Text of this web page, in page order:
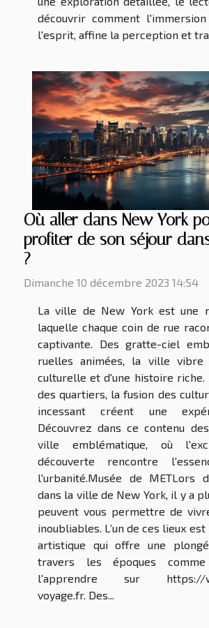
découvrir comment
l'esprit, affine la perception et
Où aller dans New York
profiter de son séjour
?
Dimanche 10 décembre 2023 14:54
La ville de New York est une
laquelle chaque coin de rue
captivante. Des gratte-ciel
ruelles animées, la ville vibre
culturelle et d'une histoire riche.
des quartiers, la fusion des
incessant créent une
Découvrez dans ce contenu
ville emblématique, où
découverte rencontre
l'urbanité.Musée de METLors
dans la ville de New York, il y a
peuvent vous permettre de
inoubliables. L’un de ces lieux est
artistique qui offre une
travers les époques
l'apprendre sur https://
voyage.fr. Des...